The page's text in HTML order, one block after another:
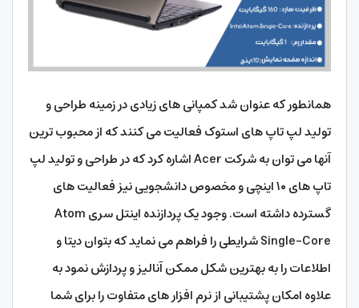
همانطور که عنوان شد کمپانی های زیادی در زمینه طراحی و
تولید لپ تاپ های استوک فعالیت می کنند که از محبوب ترین
آنها می توان به شرکت Acer اشاره کرد که در طراحی و تولید لپ‌
تاپ‌ های ۱۰ اینچی و مخصوص دانشجویی نیز فعالیت های
گسترده داشته است. وجود یک پردازنده اینتل سری Atom
Single-Core شرایطی را فراهم می نماید که بتوان دیتا و
اطلاعات را به بهترین شکل ممکن آنالیز و پردازش نمود به
علاوه امکان پشتیبانی از نرم افزار های متفاوت را برای شما